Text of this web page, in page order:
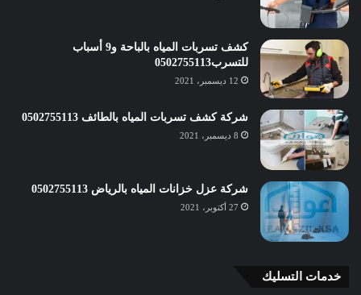
كشف تسربات المياه بالباحة و9 أسباب
للتسرب0502755113
12 ديسمبر، 2021
شركة كشف تسربات المياه بالطائف 0502755113
8 ديسمبر، 2021
شركة عزل خزانات المياه بالرياض 0502755113
27 أكتوبر، 2021
خدمات التسليك